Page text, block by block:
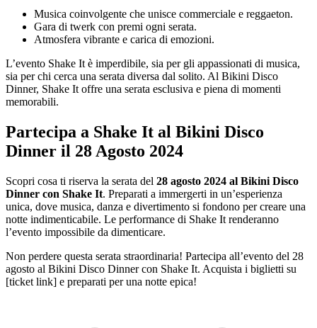
Musica coinvolgente che unisce commerciale e reggaeton.
Gara di twerk con premi ogni serata.
Atmosfera vibrante e carica di emozioni.
L’evento Shake It è imperdibile, sia per gli appassionati di musica,
sia per chi cerca una serata diversa dal solito. Al Bikini Disco
Dinner, Shake It offre una serata esclusiva e piena di momenti
memorabili.
Partecipa a Shake It al Bikini Disco
Dinner il 28 Agosto 2024
Scopri cosa ti riserva la serata del 28 agosto 2024 al Bikini Disco
Dinner con Shake It. Preparati a immergerti in un’esperienza
unica, dove musica, danza e divertimento si fondono per creare una
notte indimenticabile. Le performance di Shake It renderanno
l’evento impossibile da dimenticare.
Non perdere questa serata straordinaria! Partecipa all’evento del 28
agosto al Bikini Disco Dinner con Shake It. Acquista i biglietti su
[ticket link] e preparati per una notte epica!